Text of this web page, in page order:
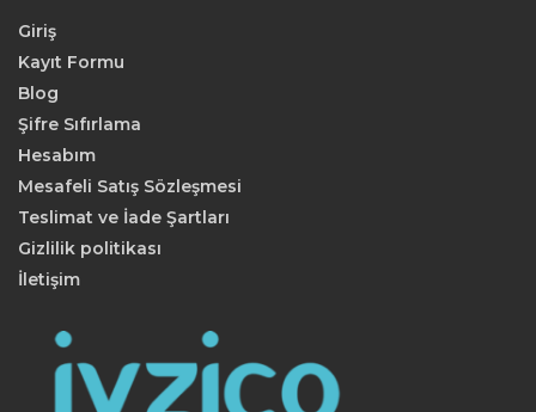
Giriş
Kayıt Formu
Blog
Şifre Sıfırlama
Hesabım
Mesafeli Satış Sözleşmesi
Teslimat ve İade Şartları
Gizlilik politikası
İletişim